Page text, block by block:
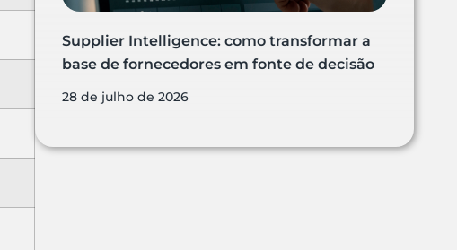
Supplier Intelligence: como transformar a
base de fornecedores em fonte de decisão
28 de julho de 2026